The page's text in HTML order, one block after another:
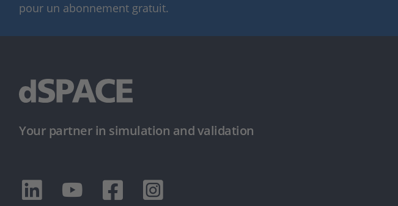
pour un abonnement gratuit.
Your partner in simulation and validation